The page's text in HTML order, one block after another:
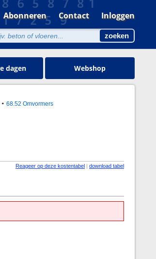
Abonneren Contact Inloggen
dagen Webshop
68.52 Omvormers
Reageer op deze kostentabel | download tabel